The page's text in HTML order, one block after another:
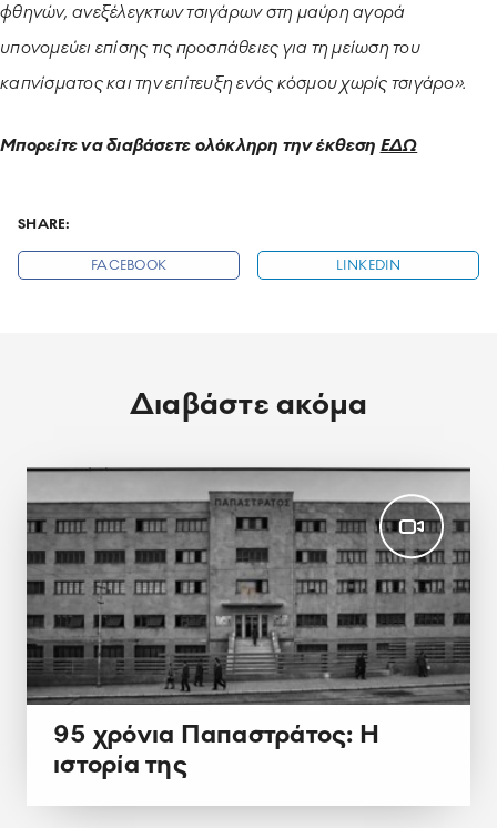
φθηνών, ανεξέλεγκτων τσιγάρων στη μαύρη αγορά
υπονομεύει επίσης τις προσπάθειες για τη μείωση του
καπνίσματος και την επίτευξη ενός κόσμου χωρίς τσιγάρο».
Μπορείτε να διαβάσετε ολόκληρη την έκθεση ΕΔΩ
SHARE:
FACEBOOK LINKEDIN
Διαβάστε ακόμα
95 χρόνια Παπαστράτος: Η
ιστορία της